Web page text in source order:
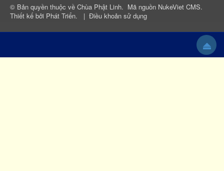
© Bản quyền thuộc về Chùa Phật Linh. Mã nguồn NukeViet CMS.
Thiết kế bởi Phát Triển. | Điều khoản sử dụng